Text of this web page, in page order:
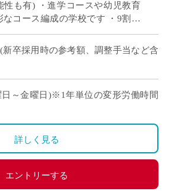
性も有) ・進学コースや幼児教育
なコース編成の学校です ・9割以
人からのキャリアチェン […]
新卒採用時の参考額、調整手当など含
、雇用保険、労災保険
日～金曜日)※1年単位の変形労働時間
日、祝日、その他学校スケジュールに
詳しく見る
エントリーする